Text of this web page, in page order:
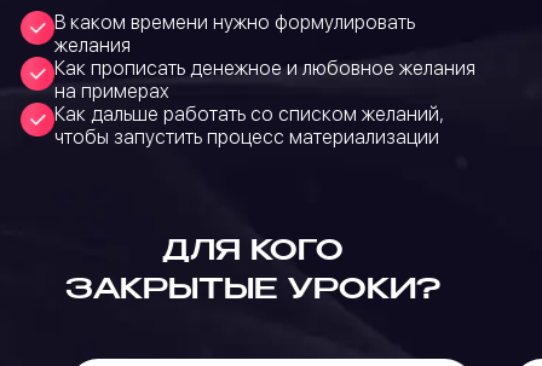
В каком времени нужно формулировать
желания
Как прописать денежное и любовное желания
на примерах
Как дальше работать со списком желаний,
чтобы запустить процесс материализации
ДЛЯ КОГО
ЗАКРЫТЫЕ УРОКИ?